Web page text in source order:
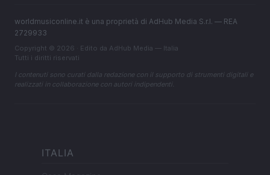
worldmusiconline.it è una proprietà di AdHub Media S.r.l. — REA
2729933
Copyright © 2026 · Edito da AdHub Media — Italia
Tutti i diritti riservati
I contenuti sono curati dalla redazione con il supporto di strumenti digitali e
realizzati in collaborazione con autori indipendenti.
ITALIA